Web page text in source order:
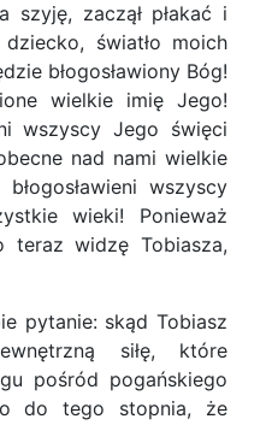
szyję, zaczął płakać i
dziecko, światło moich
błogosławiony Bóg!
wielkie imię Jego!
wszyscy Jego święci
nad nami wielkie
wszyscy
wieki! Ponieważ
teraz widzę Tobiasza,
pytanie: skąd Tobiasz
siłę, które
pośród pogańskiego
do tego stopnia, że